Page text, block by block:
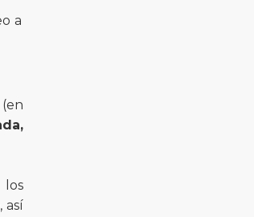
a
los
así